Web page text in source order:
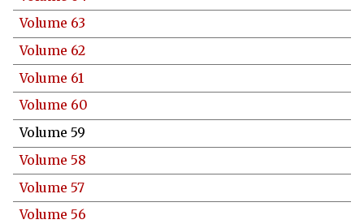
Volume 63
Volume 62
Volume 61
Volume 60
Volume 59
Volume 58
Volume 57
Volume 56